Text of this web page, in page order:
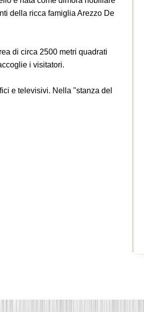
della ricca famiglia Arezzo De
di circa 2500 metri quadrati
i visitatori.
e televisivi. Nella "stanza del